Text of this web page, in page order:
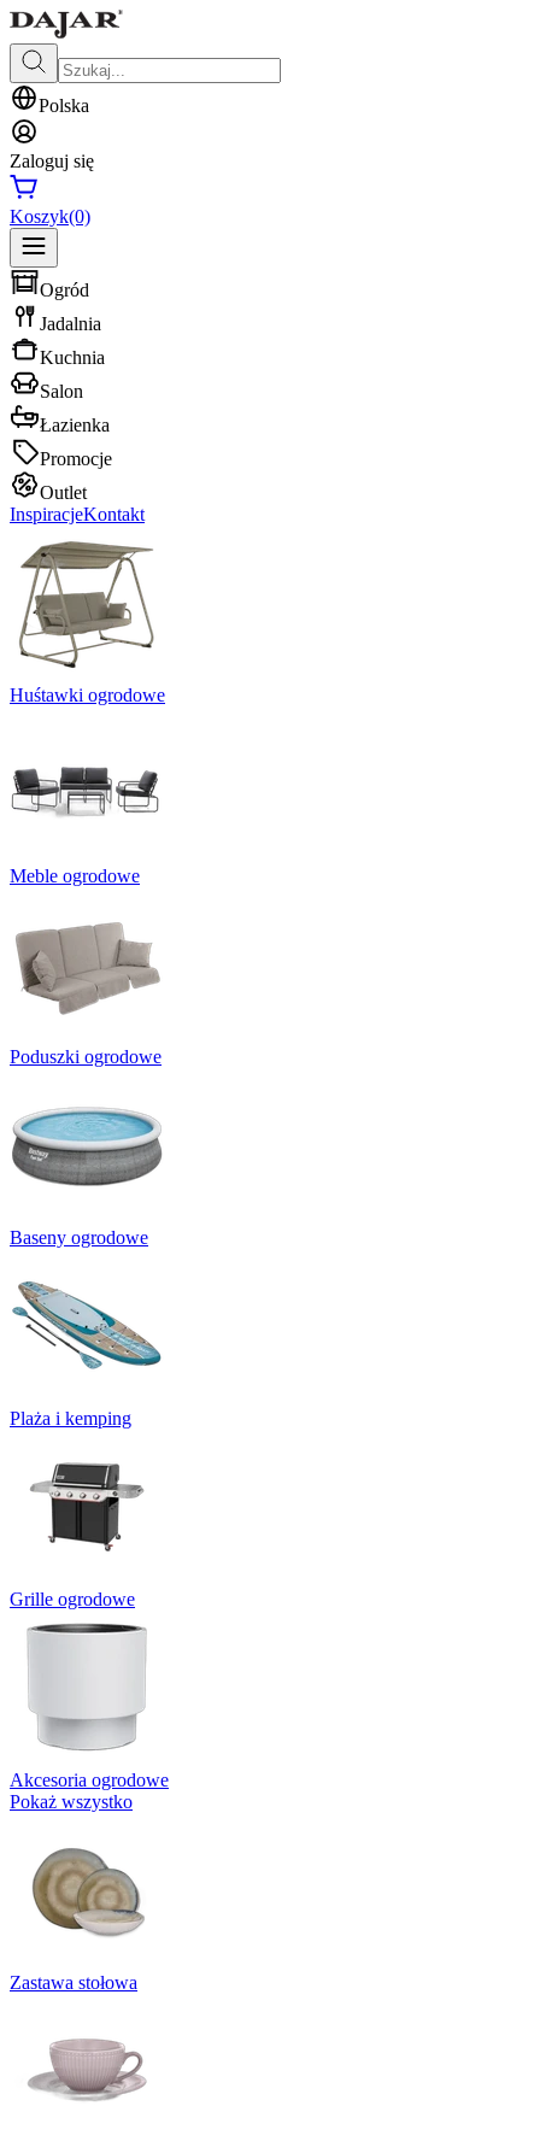
Polska
Zaloguj się
Koszyk(0)
Ogród
Jadalnia
Kuchnia
Salon
Łazienka
Promocje
Outlet
InspiracjeKontakt
Huśtawki ogrodowe
Meble ogrodowe
Poduszki ogrodowe
Baseny ogrodowe
Plaża i kemping
Grille ogrodowe
Akcesoria ogrodowe
Pokaż wszystko
Zastawa stołowa